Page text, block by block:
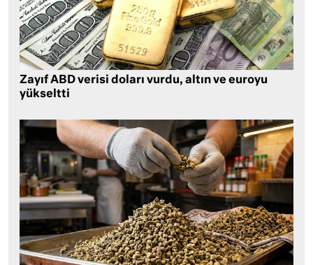
Zayıf ABD verisi doları vurdu, altın ve euroyu
yükseltti